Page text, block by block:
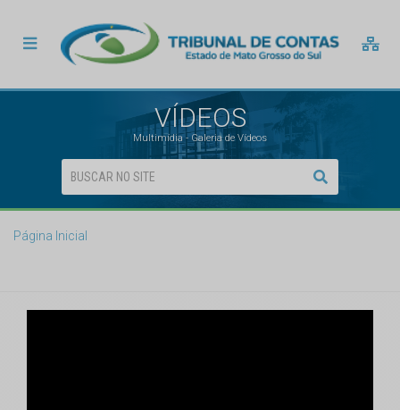
VÍDEOS
Multimídia - Galeria de Vídeos
Página Inicial